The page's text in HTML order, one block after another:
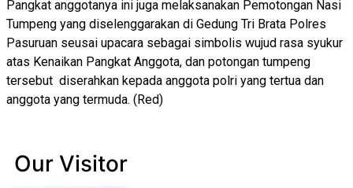
Pangkat anggotanya ini juga melaksanakan Pemotongan Nasi
Tumpeng yang diselenggarakan di Gedung Tri Brata Polres
Pasuruan seusai upacara sebagai simbolis wujud rasa syukur
atas Kenaikan Pangkat Anggota, dan potongan tumpeng
tersebut diserahkan kepada anggota polri yang tertua dan
anggota yang termuda. (Red)
Our Visitor